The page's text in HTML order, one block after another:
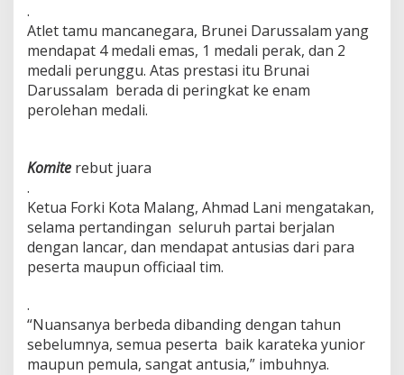
.
Atlet tamu mancanegara, Brunei Darussalam yang
mendapat 4 medali emas, 1 medali perak, dan 2
medali perunggu. Atas prestasi itu Brunai
Darussalam berada di peringkat ke enam
perolehan medali.
Komite rebut juara
.
Ketua Forki Kota Malang, Ahmad Lani mengatakan,
selama pertandingan seluruh partai berjalan
dengan lancar, dan mendapat antusias dari para
peserta maupun officiaal tim.
.
“Nuansanya berbeda dibanding dengan tahun
sebelumnya, semua peserta baik karateka yunior
maupun pemula, sangat antusia,” imbuhnya.